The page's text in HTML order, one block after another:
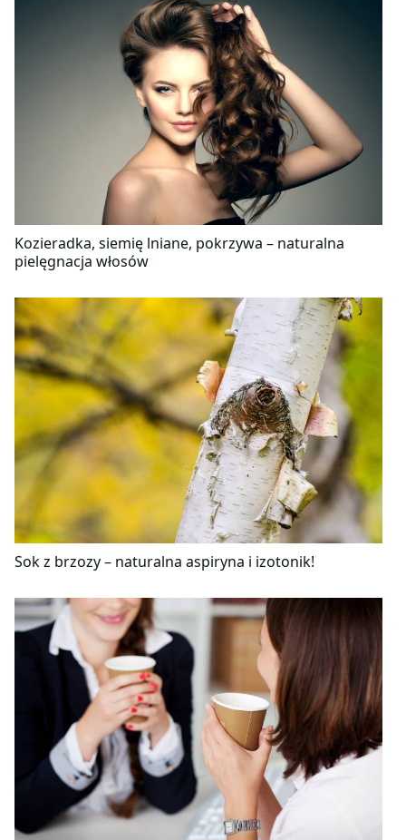
Kozieradka, siemię lniane, pokrzywa – naturalna
pielęgnacja włosów
Sok z brzozy – naturalna aspiryna i izotonik!